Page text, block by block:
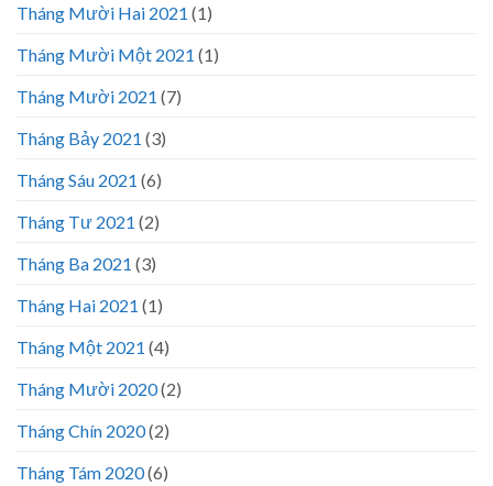
Tháng Mười Hai 2021 (1)
Tháng Mười Một 2021 (1)
Tháng Mười 2021 (7)
Tháng Bảy 2021 (3)
Tháng Sáu 2021 (6)
Tháng Tư 2021 (2)
Tháng Ba 2021 (3)
Tháng Hai 2021 (1)
Tháng Một 2021 (4)
Tháng Mười 2020(2)
Tháng Chín 2020(2)
Tháng Tám 2020(6)